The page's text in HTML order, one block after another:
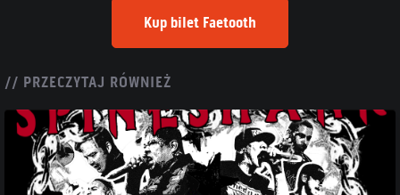
Kup bilet Faetooth
// PRZECZYTAJ RÓWNIEŻ